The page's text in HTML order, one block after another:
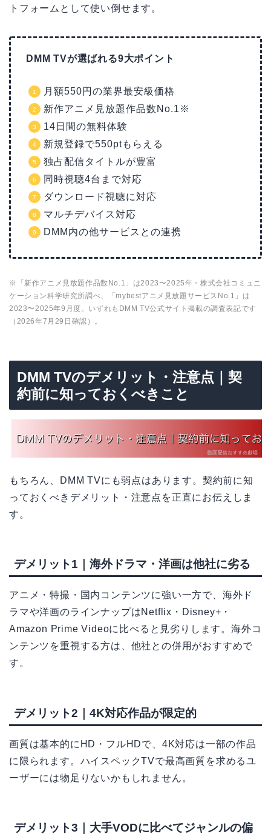
トフォームとして使い倒せます。
DMM TVが選ばれる9大ポイント
月額550円の業界最安級価格
新作アニメ見放題作品数No.1※
14日間の無料体験
新規登録で550ptもらえる
独占配信タイトルが豊富
同時視聴4台まで対応
ダウンロード視聴に対応
マルチデバイス対応
DMM内の他サービスとの連携
※「新作アニメ見放題作品数No.1」は2023〜2025年・株式会社コミュニ
ケーション科学研究所調べ、「mybestアニメ見放題サービスNo.1」は
2023〜2025年9月度。いずれもDMM TV公式サイト掲載の調査表記です
（2026年7月29日確認）。
DMM TVのデメリット・注意点｜契
約前に知っておくべきこと
もちろん、DMM TVにも弱点はあります。契約前に知
っておくべきデメリット・注意点を正直にお伝えしま
す。
デメリット1｜海外ドラマ・洋画は他社に劣る
アニメ・特撮・国内コンテンツに強い一方で、海外ド
ラマや洋画のラインナップはNetflix・Disney+・
Amazon Prime Videoに比べると見劣りします。海外コ
ンテンツを重視する方は、他社との併用がおすすめで
す。
デメリット2｜4K対応作品が限定的
画質は基本的にHD・フルHDで、4K対応は一部の作品
に限られます。ハイスペックTVで最高画質を求めるユ
ーザーには物足りないかもしれません。
デメリット3｜大手VODに比べてジャンルの偏